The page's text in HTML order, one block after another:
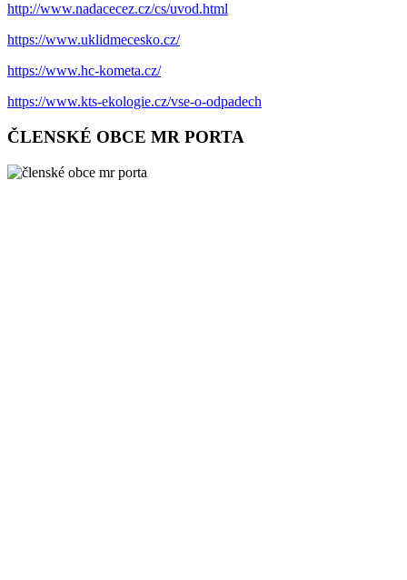
http://www.nadacecez.cz/cs/uvod.html
https://www.uklidmecesko.cz/
https://www.hc-kometa.cz/
https://www.kts-ekologie.cz/vse-o-odpadech
ČLENSKÉ OBCE MR PORTA